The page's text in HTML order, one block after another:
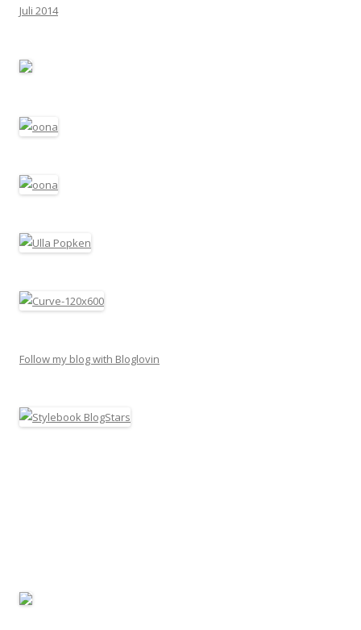
Juli 2014
Follow my blog with Bloglovin